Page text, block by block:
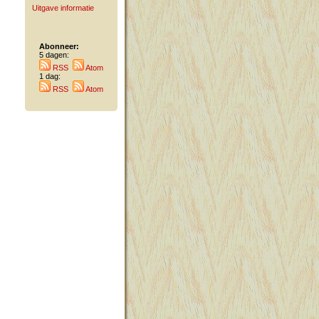
Uitgave informatie
Abonneer:
5 dagen:
RSS
Atom
1 dag:
RSS
Atom